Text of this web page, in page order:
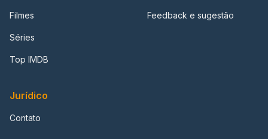
Filmes
Séries
Top IMDB
Feedback e sugestão
Jurídico
Contato